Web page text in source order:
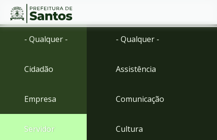
Ir
menu
Conteúdo
- Qualquer -
Cidadão
Empresa
Servidor
- Qualquer -
Assistência
Comunicação
Cultura